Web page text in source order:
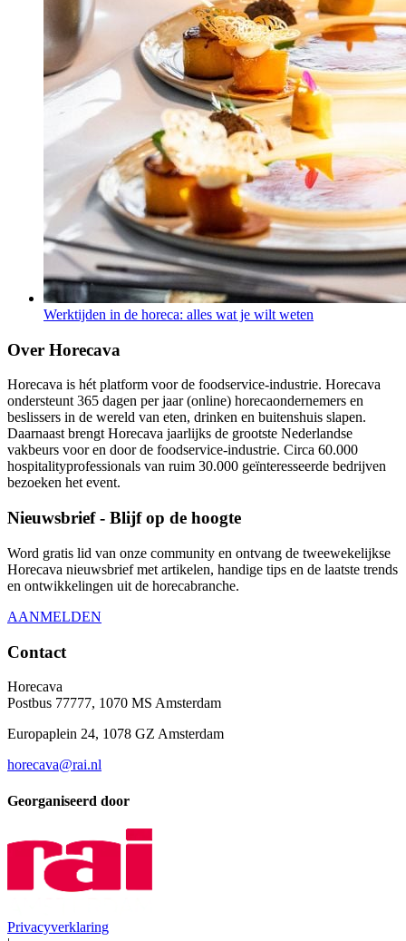
Werktijden in de horeca: alles wat je wilt weten
Over Horecava
Horecava is hét platform voor de foodservice-industrie. Horecava
ondersteunt 365 dagen per jaar (online) horecaondernemers en
beslissers in de wereld van eten, drinken en buitenshuis slapen.
Daarnaast brengt Horecava jaarlijks de grootste Nederlandse
vakbeurs voor en door de foodservice-industrie. Circa 60.000
hospitalityprofessionals van ruim 30.000 geïnteresseerde bedrijven
bezoeken het event.
Nieuwsbrief - Blijf op de hoogte
Word gratis lid van onze community en ontvang de tweewekelijkse
Horecava nieuwsbrief met artikelen, handige tips en de laatste trends
en ontwikkelingen uit de horecabranche.
AANMELDEN
Contact
Horecava
Postbus 77777, 1070 MS Amsterdam
Europaplein 24, 1078 GZ Amsterdam
horecava@rai.nl
Georganiseerd door
Privacyverklaring